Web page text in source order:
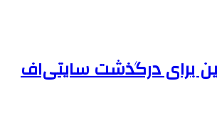
برای درگذشت سایتی‌اف